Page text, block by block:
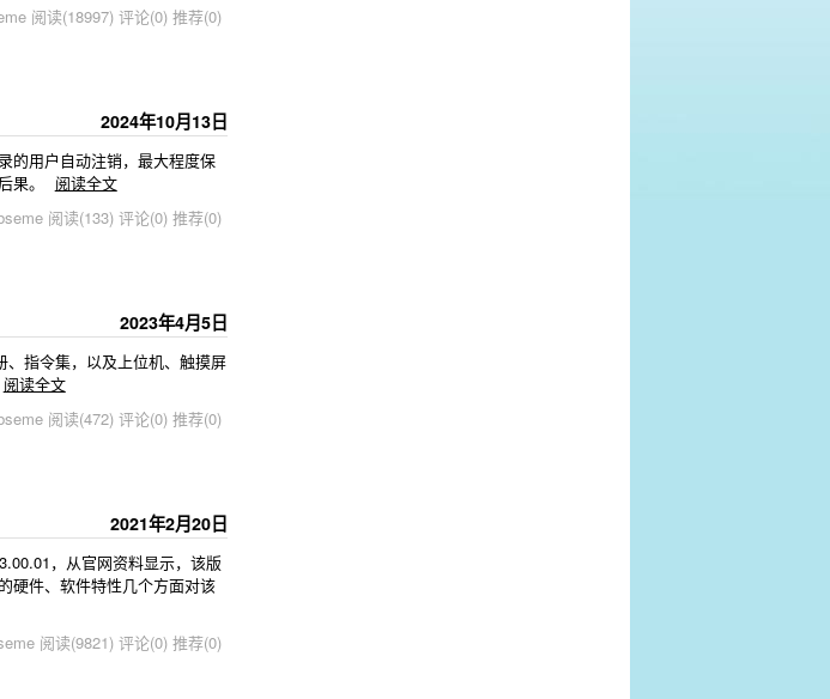
阅读(18997) 评论(0) 推荐(0)
2024年10月13日
的用户自动注销，最大程度保
果。
阅读全文
阅读(133) 评论(0) 推荐(0)
2023年4月5日
指令集，以及上位机、触摸屏
阅读全文
阅读(472) 评论(0) 推荐(0)
2021年2月20日
，从官网资料显示，该版
硬件、软件特性几个方面对该
阅读(9821) 评论(0) 推荐(0)